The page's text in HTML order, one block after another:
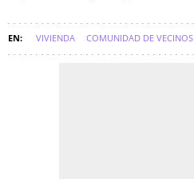
VIVIENDA COMUNIDAD DE VECINOS